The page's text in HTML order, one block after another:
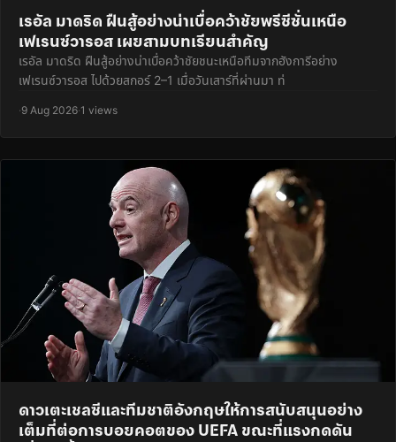
เรอัล มาดริด ฝืนสู้อย่างน่าเบื่อคว้าชัยพรีซีซั่นเหนือ
เฟเรนซ์วารอส เผยสามบทเรียนสำคัญ
เรอัล มาดริด ฝืนสู้อย่างน่าเบื่อคว้าชัยชนะเหนือทีมจากฮังการีอย่าง
เฟเรนซ์วารอส ไปด้วยสกอร์ 2–1 เมื่อวันเสาร์ที่ผ่านมา ท่
·9 Aug 2026·1 views
ดาวเตะเชลซีและทีมชาติอังกฤษให้การสนับสนุนอย่าง
เต็มที่ต่อการบอยคอตของ UEFA ขณะที่แรงกดดัน